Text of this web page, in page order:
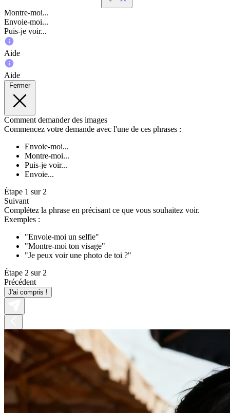
Montre-moi...
Envoie-moi...
Puis-je voir...
Aide
Aide
Fermer
Comment demander des images
Commencez votre demande avec l'une de ces phrases :
Envoie-moi...
Montre-moi...
Puis-je voir...
Envoie...
Étape 1 sur 2
Suivant
Complétez la phrase en précisant ce que vous souhaitez voir.
Exemples :
"Envoie-moi un selfie"
"Montre-moi ton visage"
"Je peux voir une photo de toi ?"
Étape 2 sur 2
Précédent
J'ai compris !